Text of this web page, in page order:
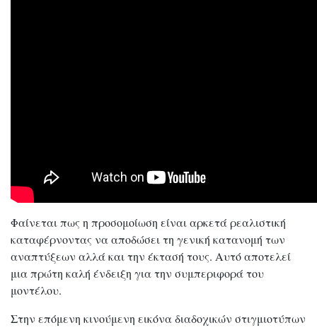
Φαίνεται πως η προσομοίωση είναι αρκετά ρεαλιστική
καταφέρνοντας να αποδώσει τη γενική κατανομή των
αναπτύξεων αλλά και την έκτασή τους. Αυτό αποτελεί
μια πρώτη καλή ένδειξη για την συμπεριφορά του
μοντέλου.
Στην επόμενη κινούμενη εικόνα διαδοχικών στιγμιοτύπων